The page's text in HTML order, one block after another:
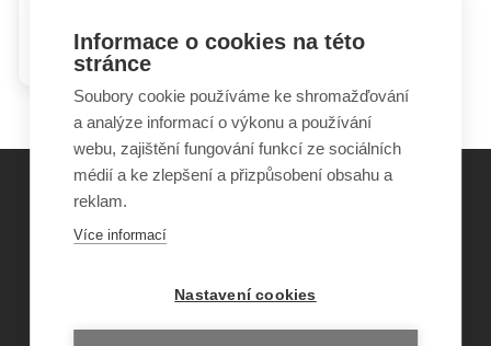
dítě
©Obecně prospěšná společnost Sirius
ISSN 1805-8876
nazory@sancedetem.cz
Informace o cookies na této
stránce
Soubory cookie používáme ke shromažďování
a analýze informací o výkonu a používání
webu, zajištění fungování funkcí ze sociálních
médií a ke zlepšení a přizpůsobení obsahu a
reklam.
Více informací
Nastavení cookies